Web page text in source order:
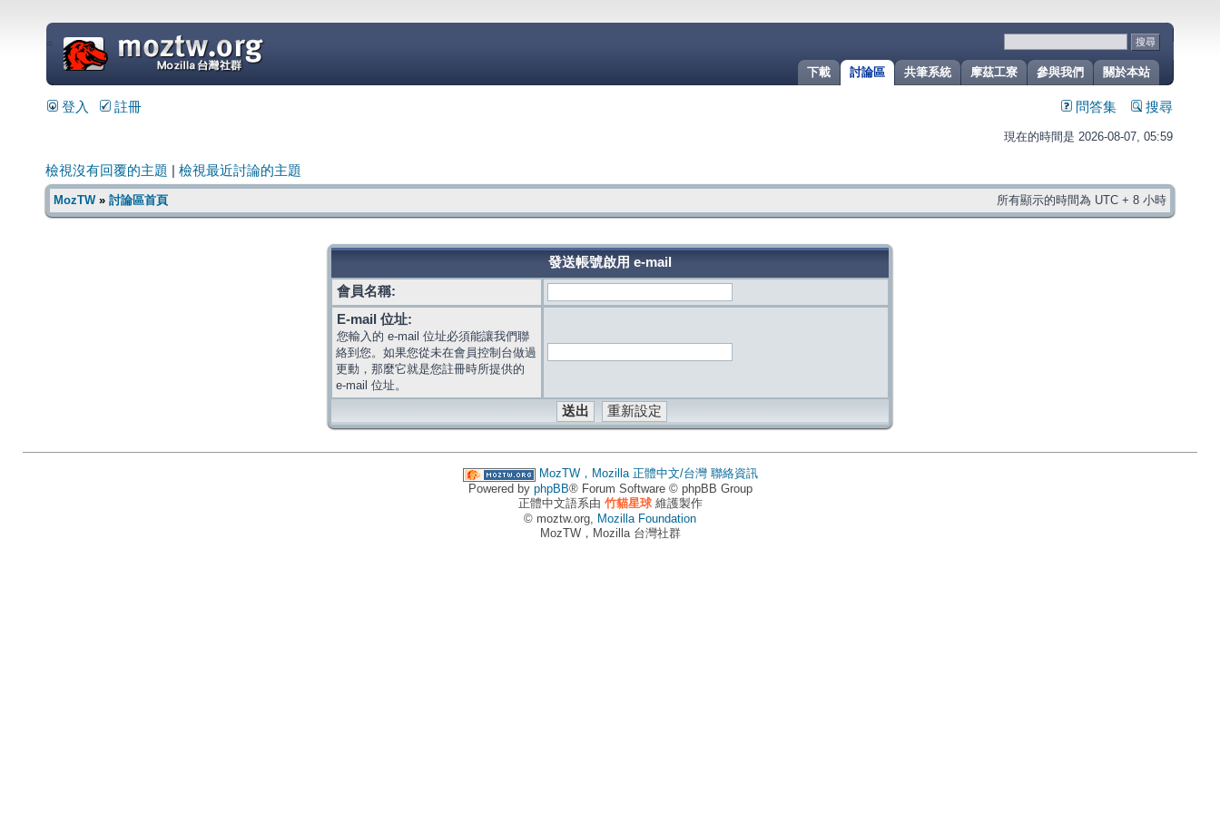
關於本站
參與我們
摩茲工寮
共筆系統
討論區
下載
=
登入 註冊 問答集 搜尋
現在的時間是 2026-08-07, 05:59
檢視沒有回覆的主題 檢視最近討論的主題
MozTW» 討論區首頁 所有顯示的時間為 UTC + 8 小時
發送帳號啟用 e-mail
會員名稱:
E-mail 位址:
您輸入的 e-mail 位址必須能讓我們聯
絡到您。如果您從未在會員控制台做過
更動，那麼它就是您註冊時所提供的
e-mail 位址。
MozTW，Mozilla 正體中文/台灣 聯絡資訊
Powered by phpBB® Forum Software © phpBB Group
正體中文語系由 竹貓星球維護製作
© moztw.org, Mozilla Foundation
MozTW，Mozilla 台灣社群